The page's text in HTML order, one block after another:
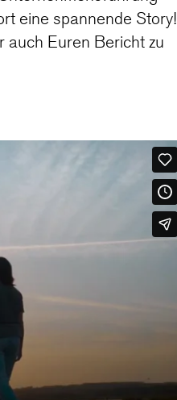
eine spannende Story!
auch Euren Bericht zu